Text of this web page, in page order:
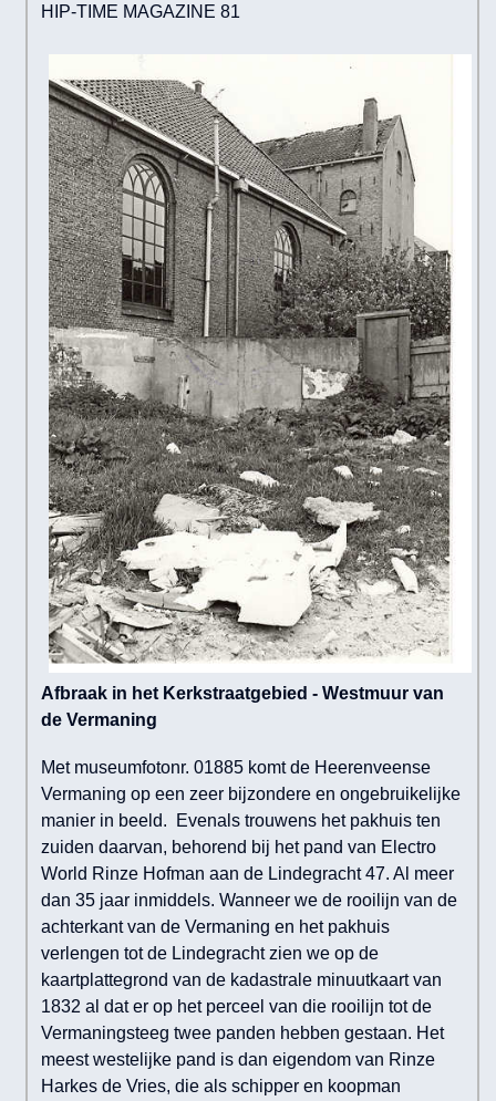
HIP-TIME MAGAZINE 81
Afbraak in het Kerkstraatgebied - Westmuur van
de Vermaning
Met museumfotonr. 01885 komt de Heerenveense
Vermaning op een zeer bijzondere en ongebruikelijke
manier in beeld. Evenals trouwens het pakhuis ten
zuiden daarvan, behorend bij het pand van Electro
World Rinze Hofman aan de Lindegracht 47. Al meer
dan 35 jaar inmiddels. Wanneer we de rooilijn van de
achterkant van de Vermaning en het pakhuis
verlengen tot de Lindegracht zien we op de
kaartplattegrond van de kadastrale minuutkaart van
1832 al dat er op het perceel van die rooilijn tot de
Vermaningsteeg twee panden hebben gestaan. Het
meest westelijke pand is dan eigendom van Rinze
Harkes de Vries, die als schipper en koopman